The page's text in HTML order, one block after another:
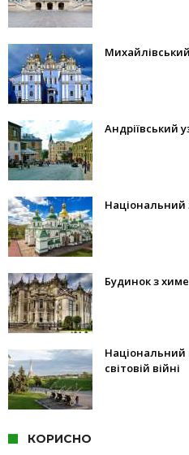
Андріївський
Національний
Будинок з
Національний
світовій війні
КОРИСНО